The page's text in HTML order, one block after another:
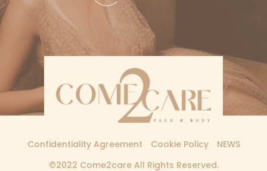
Confidentiality Agreement Cookie Policy
NEWS
©2022 Come2care All Rights Reserved.